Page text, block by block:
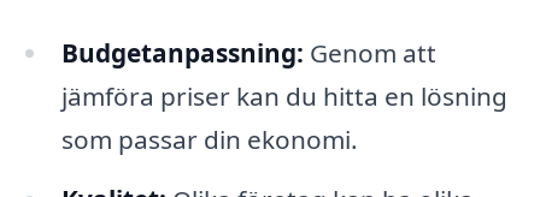
Budgetanpassning: Genom att
jämföra priser kan du hitta en lösning
som passar din ekonomi.